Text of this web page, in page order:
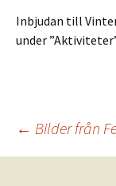
Inbjudan till
under
← Bilder från